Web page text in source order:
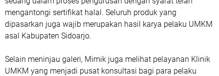
mengantongi sertifikat halal. Seluruh produk yang
dipasarkan juga wajib merupakan hasil karya pelaku UMKM
asal Kabupaten Sidoarjo.
Selain meninjau galeri, Mimik juga melihat pelayanan Klinik
UMKM yang menjadi pusat konsultasi bagi para pelaku